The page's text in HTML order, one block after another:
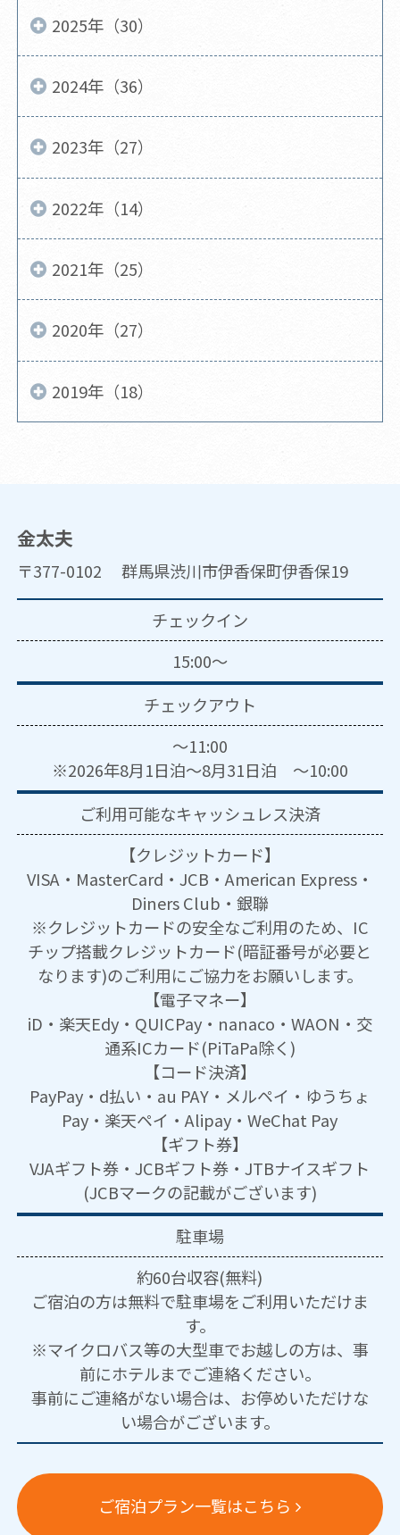
2025年（30）
2024年（36）
2023年（27）
2022年（14）
2021年（25）
2020年（27）
2019年（18）
金太夫
〒377-0102 群馬県渋川市伊香保町伊香保19
チェックイン
15:00～
チェックアウト
～11:00
※2026年8月1日泊～8月31日泊 ～10:00
ご利用可能なキャッシュレス決済
【クレジットカード】
VISA・MasterCard・JCB・American Express・
Diners Club・銀聯
※クレジットカードの安全なご利用のため、IC
チップ搭載クレジットカード(暗証番号が必要と
なります)のご利用にご協力をお願いします。
【電子マネー】
iD・楽天Edy・QUICPay・nanaco・WAON・交
通系ICカード(PiTaPa除く)
【コード決済】
PayPay・d払い・au PAY・メルペイ・ゆうちょ
Pay・楽天ペイ・Alipay・WeChat Pay
【ギフト券】
VJAギフト券・JCBギフト券・JTBナイスギフト
(JCBマークの記載がございます)
駐車場
約60台収容(無料)
ご宿泊の方は無料で駐車場をご利用いただけま
す。
※マイクロバス等の大型車でお越しの方は、事
前にホテルまでご連絡ください。
事前にご連絡がない場合は、お停めいただけな
い場合がございます。
ご宿泊プラン一覧はこちら